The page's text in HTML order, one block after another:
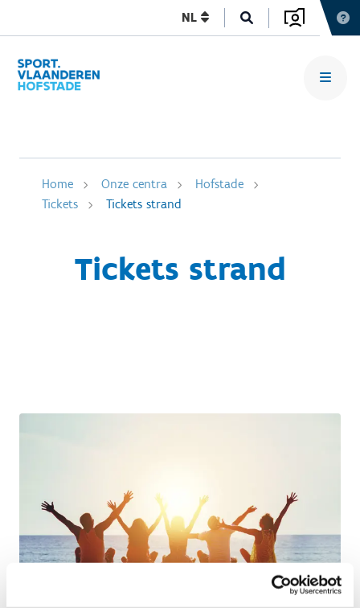
NL
Home Onze centra
Hofstade
Tickets
Tickets strand
Tickets strand